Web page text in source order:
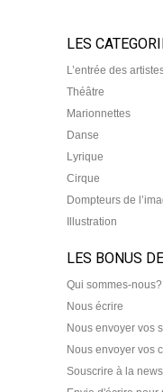
LES
L’entrée des
Théâtre
Marionnettes
Danse
Lyrique
Cirque
Dompteurs de
Illustration
LES BONUS
Qui sommes-nous?
Nous écrire
Nous envoyer vos
Nous envoyer vos
Souscrire à la